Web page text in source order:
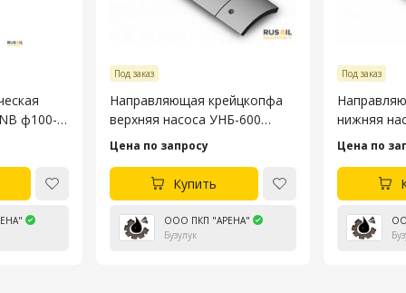
ф100-
Под заказ
Направляющая крейцкопфа
верхняя насоса УНБ-600
4045.53.106-4
Цена по запросу
Купить
ООО ПКП "АРЕНА"
Бузулук
Под заказ
нижняя
Цена по